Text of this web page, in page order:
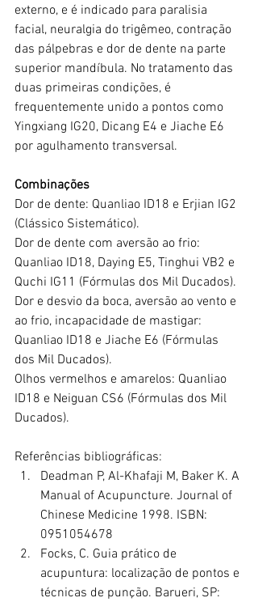
externo, e é indicado para paralisia
facial, neuralgia do trigêmeo, contração
das pálpebras e dor de dente na parte
superior mandíbula. No tratamento das
duas primeiras condições, é
frequentemente unido a pontos como
Yingxiang IG20, Dicang E4 e Jiache E6
por agulhamento transversal.
Combinações
Dor de dente: Quanliao ID18 e Erjian IG2
(Clássico Sistemático).
Dor de dente com aversão ao frio:
Quanliao ID18, Daying E5, Tinghui VB2 e
Quchi IG11 (Fórmulas dos Mil Ducados).
Dor e desvio da boca, aversão ao vento e
ao frio, incapacidade de mastigar:
Quanliao ID18 e Jiache E6 (Fórmulas
dos Mil Ducados).
Olhos vermelhos e amarelos: Quanliao
ID18 e Neiguan CS6 (Fórmulas dos Mil
Ducados).
Referências bibliográficas:
Deadman P, Al-Khafaji M, Baker K. A
Manual of Acupuncture. Journal of
Chinese Medicine 1998. ISBN:
0951054678
Focks, C. Guia prático de
acupuntura: localização de pontos e
técnicas de punção. Barueri, SP: